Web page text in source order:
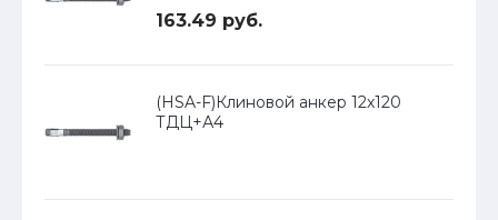
163.49 руб.
(HSA-F)Клиновой анкер 12х120
ТДЦ+А4